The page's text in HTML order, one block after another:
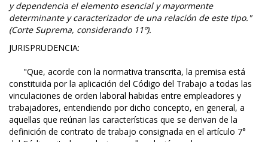
y dependencia el elemento esencial y mayormente
determinante y caracterizador de una relación de este tipo."
(Corte Suprema, considerando 11º).
JURISPRUDENCIA:
"Que, acorde con la normativa transcrita, la premisa está
constituida por la aplicación del Código del Trabajo a todas las
vinculaciones de orden laboral habidas entre empleadores y
trabajadores, entendiendo por dicho concepto, en general, a
aquellas que reúnan las características que se derivan de la
definición de contrato de trabajo consignada en el artículo 7°